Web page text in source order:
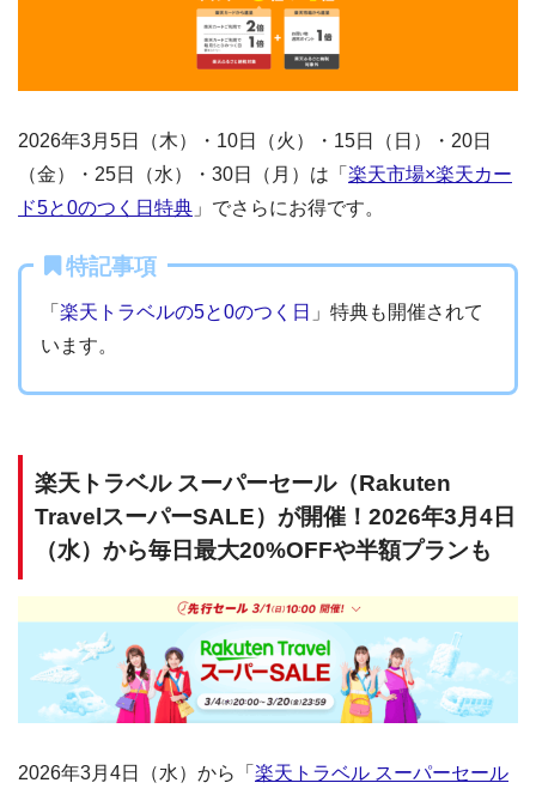
2026年3月5日（木）・10日（火）・15日（日）・20日
（金）・25日（水）・30日（月）は「 楽天市場×楽天カー
ド5と0のつく日特典 」でさらにお得です。
特記事項
「 楽天トラベルの5と0のつく日 」特典も開催されて
います。
楽天トラベル スーパーセール（Rakuten
TravelスーパーSALE）が開催！2026年3月4日
（水）から毎日最大20%OFFや半額プランも
2026年3月4日（水）から「 楽天トラベル スーパーセール